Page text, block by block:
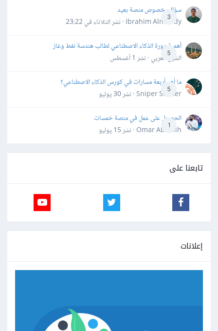
3
سؤال بخصوص منصة بعيد
Ibrahim Almahdy · نشر
الثلاثاء في 23:22
5
أهمية دورة الذكاء الاصطناعي لطالب هندسة نفط وغاز
الشيخ العربي · نشر 1 أغسطس
5
ما أهم أربعة مسارات في كورس الذكاء الاصطناعي؟
Sniper Shaker · نشر
30 يوليو
1
الحصول على عمل في منصة خمسات
Omar Abdallh · نشر
15 يوليو
تابعنا على
إعلانات